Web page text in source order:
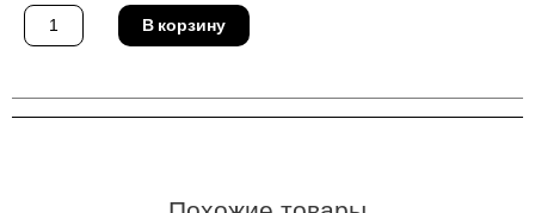
Количество
товара
Отвертка
400
В корзину